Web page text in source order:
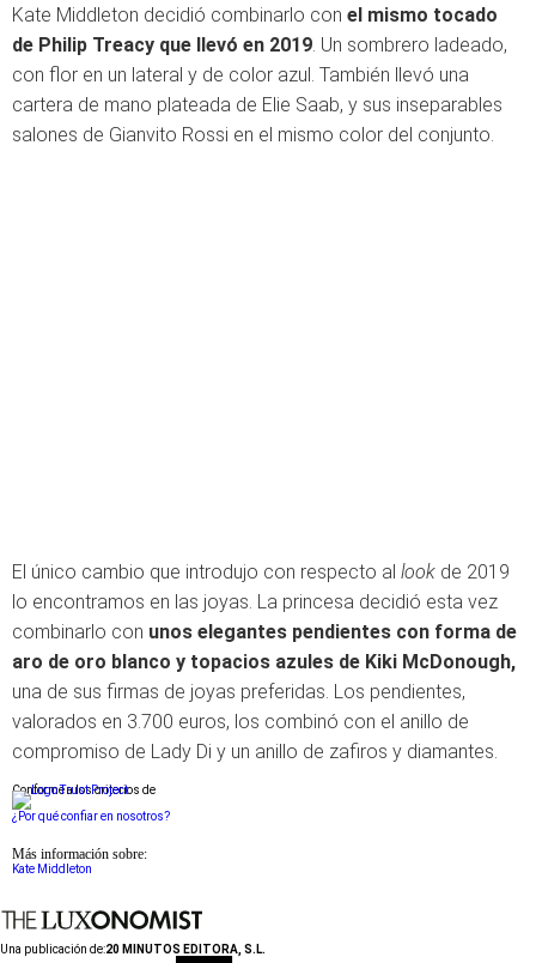
Kate Middleton decidió combinarlo con el mismo tocado
de Philip Treacy que llevó en 2019. Un sombrero ladeado,
con flor en un lateral y de color azul. También llevó una
cartera de mano plateada de Elie Saab, y sus inseparables
salones de Gianvito Rossi en el mismo color del conjunto.
El único cambio que introdujo con respecto al look de 2019
lo encontramos en las joyas. La princesa decidió esta vez
combinarlo con unos elegantes pendientes con forma de
aro de oro blanco y topacios azules de Kiki McDonough,
una de sus firmas de joyas preferidas. Los pendientes,
valorados en 3.700 euros, los combinó con el anillo de
compromiso de Lady Di y un anillo de zafiros y diamantes.
Conforme a los criterios de
¿Por qué confiar en nosotros?
Más información sobre:
Kate Middleton
Una publicación de:20 MINUTOS EDITORA, S.L.